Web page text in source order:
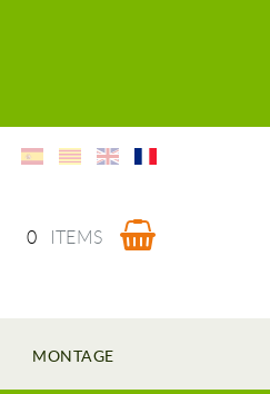
0 ITEMS
MONTAGE